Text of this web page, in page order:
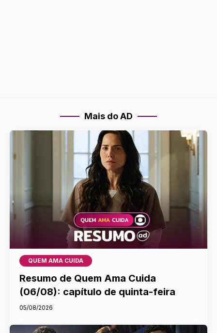
Mais do AD
QUEM AMA CUIDA
Resumo de Quem Ama Cuida
(06/08): capítulo de quinta-feira
05/08/2026